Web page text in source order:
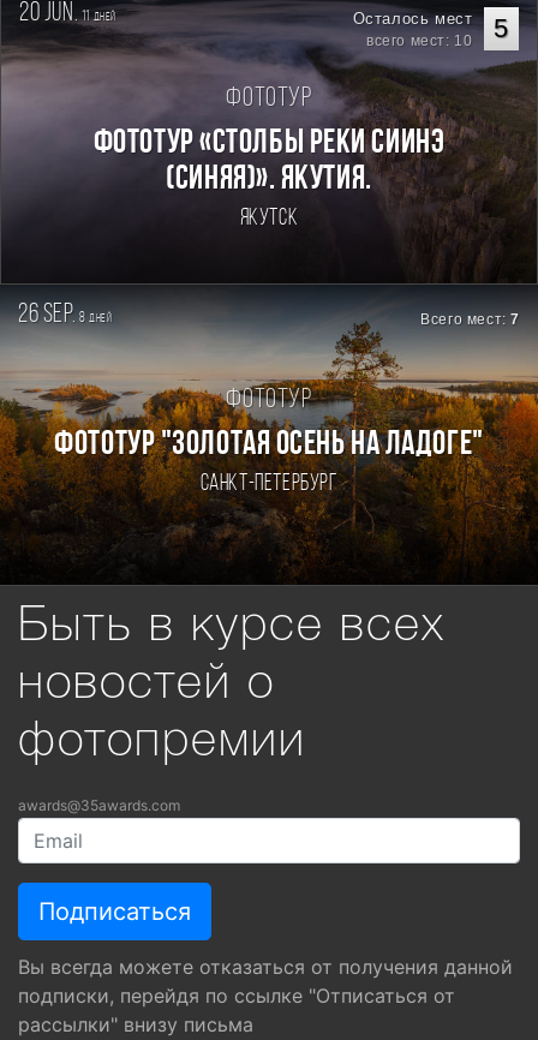
20 jun.11дней 5
Осталось мест
всего мест: 10
Фототур
Фототур «Столбы реки Сиинэ
(Синяя)». Якутия.
Якутск
26 sep. 8дней Всего мест:7
Фототур
ФОТОТУР "ЗОЛОТАЯ ОСЕНЬ НА ЛАДОГЕ"
Санкт-Петербург
Быть в курсе всех
новостей о
фотопремии
awards@35awards.com
Вы всегда можете отказаться от получения данной
подписки, перейдя по ссылке "Отписаться от
рассылки" внизу письма